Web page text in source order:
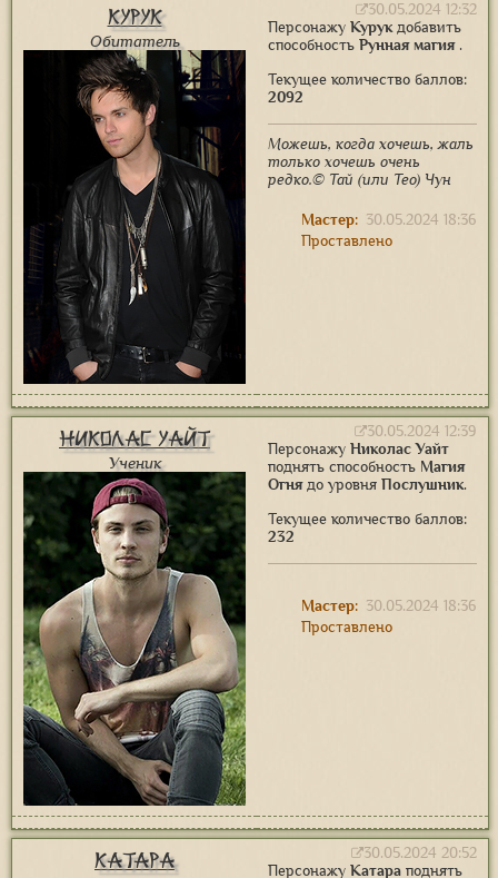
Курук
Обитатель
30.05.2024 12:32
Персонажу Курукдобавить
способность Рунная магия.
Текущее количество баллов:
2092
Можешь, когда хочешь, жаль
только хочешь очень
редко.© Тай (или Тео) Чун
30.05.2024 18:36
Мастер:
Проставлено
Николас Уайт
Ученик
30.05.2024 12:39
Персонажу Николас Уайт
поднять способность Магия
Огнядо уровня Послушник.
Текущее количество баллов:
232
30.05.2024 18:36
Мастер:
Проставлено
Катара
30.05.2024 20:52
Персонажу Катара поднять